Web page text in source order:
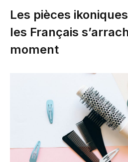
Les pièces
les Français
moment